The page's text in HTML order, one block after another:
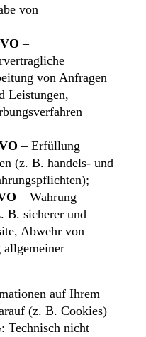
von
–
von Anfragen
Leistungen,
– Erfüllung
(z. B. handels- und
– Wahrung
B. sicherer und
Abwehr von
auf Ihrem
(z. B. Cookies)
: Technisch nicht